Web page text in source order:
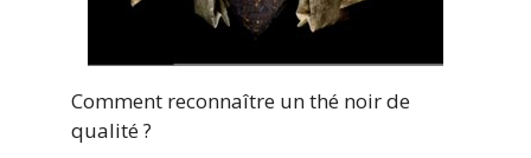
Comment reconnaître un thé noir de
qualité ?